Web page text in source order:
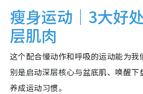
瘦身运动｜3大好
层肌肉
这个配合慢动作和呼吸的运动能为我
别是启动深层核心与盆底肌、唤醒下
养成运动习惯。